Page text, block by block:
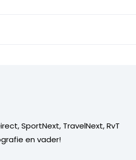
SportNext, TravelNext, RvT
en vader!